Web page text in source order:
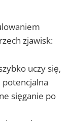
zjawisk:
uczy się,
sięganie po